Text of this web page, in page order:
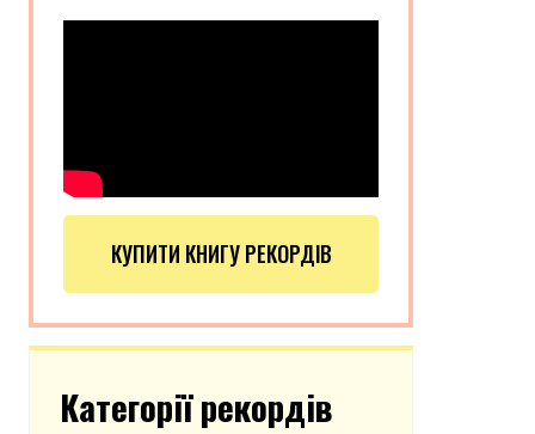
КУПИТИ КНИГУ РЕКОРДІВ
Категорії рекордів